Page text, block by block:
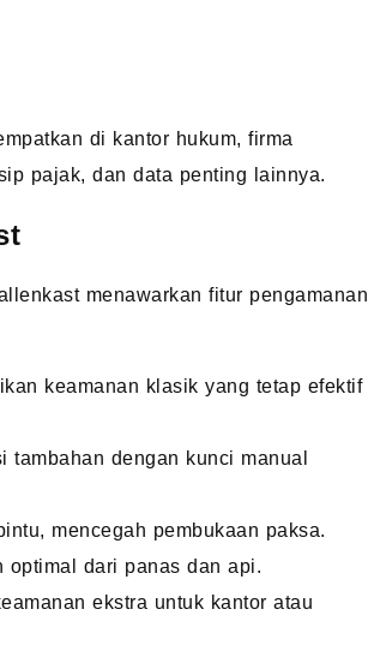
di kantor hukum, firma
pajak, dan data penting lainnya.
menawarkan fitur pengamanan
keamanan klasik yang tetap efektif
tambahan dengan kunci manual
mencegah pembukaan paksa.
optimal dari panas dan api.
ekstra untuk kantor atau